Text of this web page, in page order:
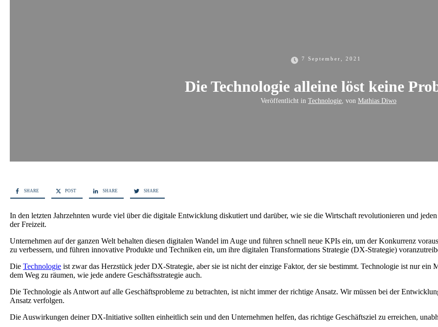
7 September, 2021
Die Technologie alleine löst keine
Veröffentlicht in Technologie , von Mathias Diwo
SHARE POST SHARE SHARE
In den letzten Jahrzehnten wurde viel über die digitale Entwicklung diskutiert und darüber, wie sie die Wirtschaft revolutionieren und
der Freizeit.
Unternehmen auf der ganzen Welt behalten diesen digitalen Wandel im Auge und führen schnell neue KPIs ein, um der Konkurrenz
zu verbessern, und führen innovative Produkte und Techniken ein, um ihre digitalen Transformations Strategie (DX-Strategie)
Die Technologie ist zwar das Herzstück jeder DX-Strategie, aber sie ist nicht der einzige Faktor, der sie bestimmt. Technologie ist nur
dem Weg zu räumen, wie jede andere Geschäftsstrategie auch.
Die Technologie als Antwort auf alle Geschäftsprobleme zu betrachten, ist nicht immer der richtige Ansatz. Wir müssen bei der
Ansatz verfolgen.
Die Auswirkungen deiner DX-Initiative sollten einheitlich sein und den Unternehmen helfen, das richtige Geschäftsziel zu erreichen,